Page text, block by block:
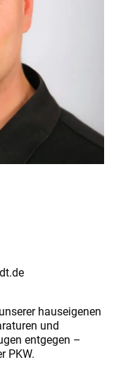
hauseigenen
und
entgegen –
PKW.